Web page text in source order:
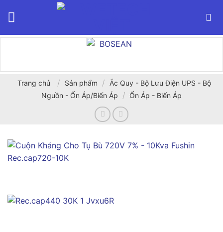
Trang chủ / Sản phẩm /
Ắc Quy - Bộ Lưu Điện UPS - Bộ
Nguồn - Ổn Áp/Biến Áp
/ Ổn Áp - Biến Áp